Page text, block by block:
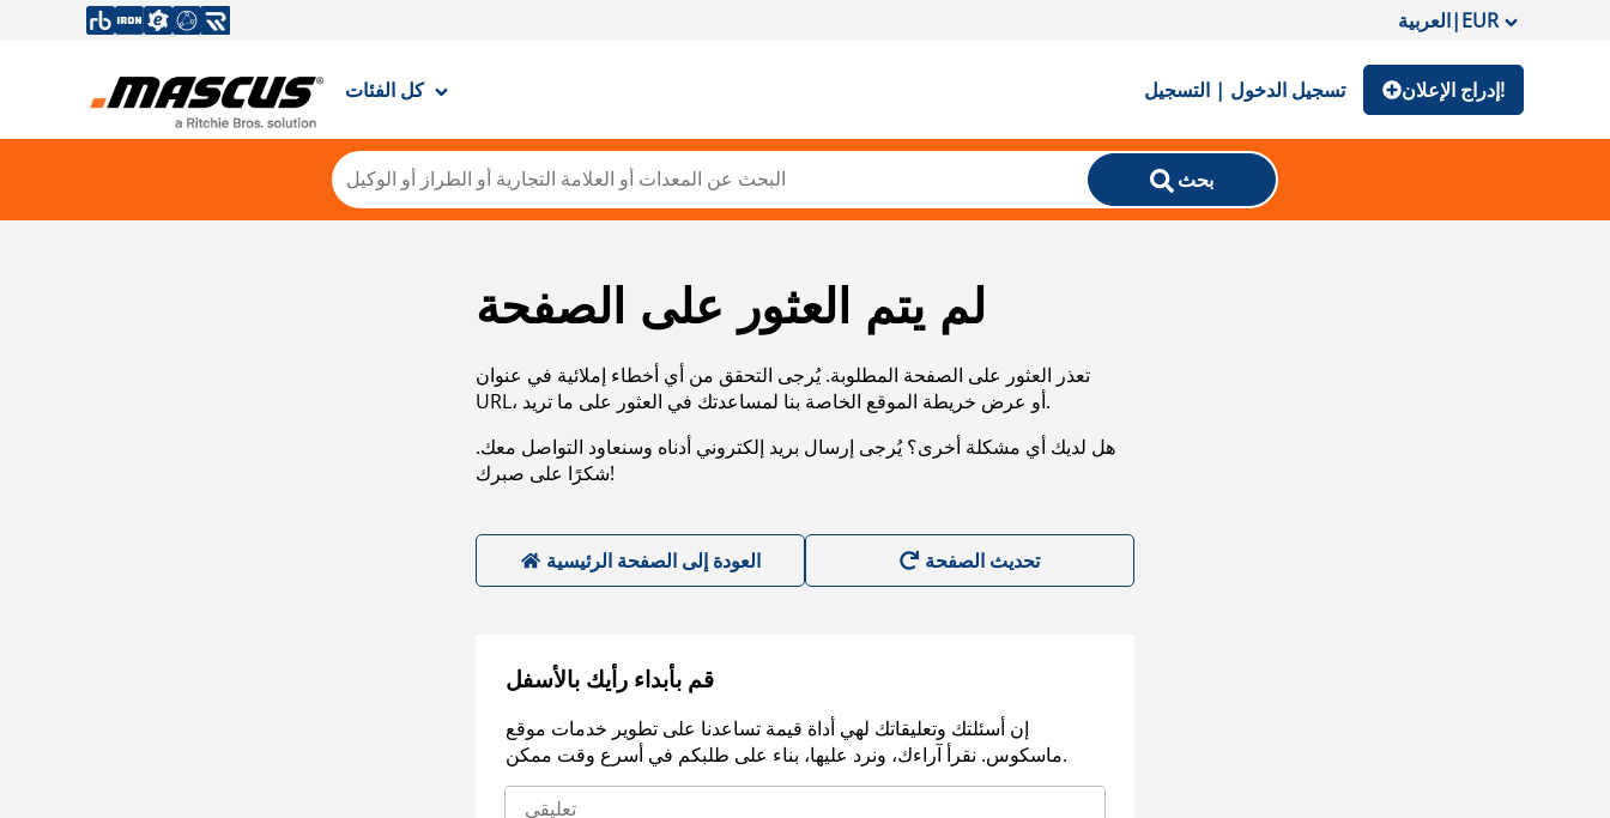
العربية|EUR
كل الفئات تسجيل الدخول | التسجيل إدراج الإعلان!
بحث
لم يتم العثور على الصفحة
تعذر العثور على الصفحة المطلوبة. يُرجى التحقق من أي أخطاء إملائية في عنوان
URL، أو عرض خريطة الموقع الخاصة بنا لمساعدتك في العثور على ما تريد.
هل لديك أي مشكلة أخرى؟ يُرجى إرسال بريد إلكتروني أدناه وسنعاود التواصل معك.
شكرًا على صبرك!
العودة إلى الصفحة الرئيسية
قم بأبداء رأيك بالأسفل
إن أسئلتك وتعليقاتك لهي أداة قيمة تساعدنا على تطوير خدمات موقع
ماسكوس. نقرأ آراءك، ونرد عليها، بناء على طلبكم في أسرع وقت ممكن.